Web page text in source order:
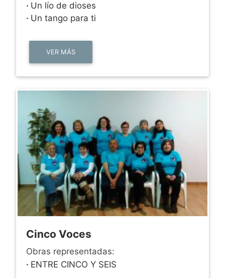
· Un lío de dioses
· Un tango para ti
VER MÁS
Cinco Voces
Obras representadas:
· ENTRE CINCO Y SEIS